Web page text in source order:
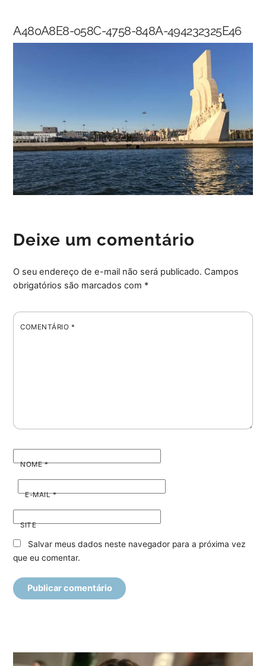
content
A480A8E8-058C-4758-848A-494232325E46
Deixe um comentário
O seu endereço de e-mail não será publicado. Campos
obrigatórios são marcados com *
COMENTÁRIO *
NOME*
E-MAIL*
SITE
Salvar meus dados neste navegador para a próxima vez
que eu comentar.
Top